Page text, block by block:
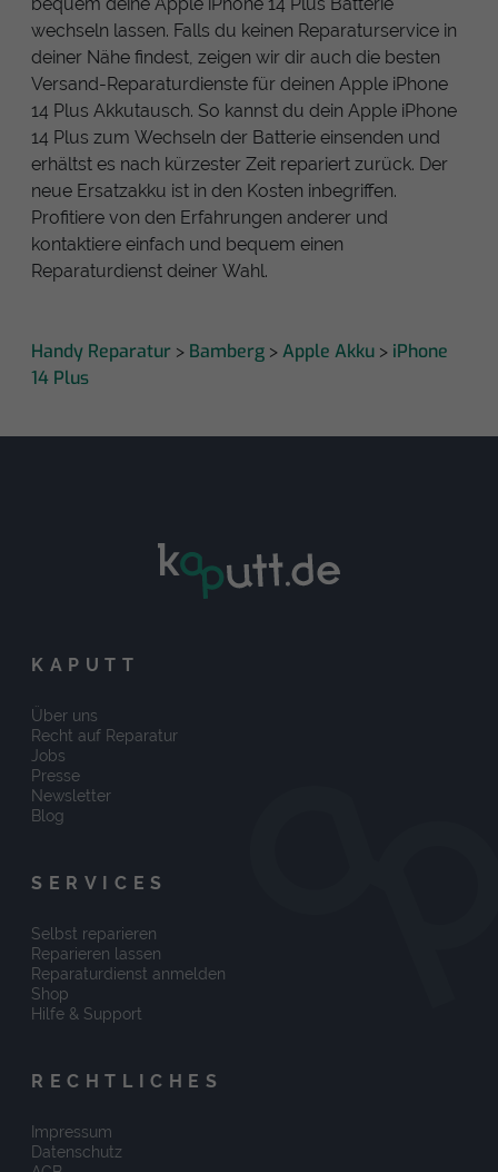
wechseln lassen. Falls du keinen Reparaturservice in
deiner Nähe findest, zeigen wir dir auch die besten
Versand-Reparaturdienste für deinen Apple iPhone
14 Plus Akkutausch. So kannst du dein Apple iPhone
14 Plus zum Wechseln der Batterie einsenden und
erhältst es nach kürzester Zeit repariert zurück. Der
neue Ersatzakku ist in den Kosten inbegriffen.
Profitiere von den Erfahrungen anderer und
kontaktiere einfach und bequem einen
Reparaturdienst deiner Wahl.
Handy Reparatur > Bamberg > Apple Akku > iPhone
14 Plus
KAPUTT
Über uns
Recht auf Reparatur
Jobs
Presse
Newsletter
Blog
SERVICES
Selbst reparieren
Reparieren lassen
Reparaturdienst anmelden
Shop
Hilfe & Support
RECHTLICHES
Impressum
Datenschutz